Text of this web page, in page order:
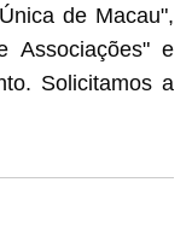
de Macau",
Associações" e
Solicitamos a